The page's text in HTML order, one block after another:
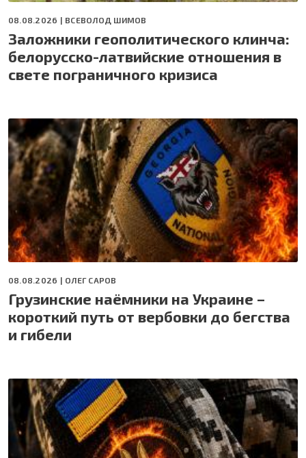
08.08.2026 | ВСЕВОЛОД ШИМОВ
Заложники геополитического клинча:
белорусско-латвийские отношения в
свете пограничного кризиса
08.08.2026 | ОЛЕГ САРОВ
Грузинские наёмники на Украине –
короткий путь от вербовки до бегства
и гибели